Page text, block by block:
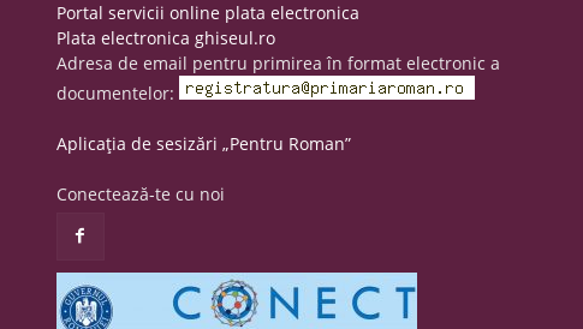
Portal servicii online plata electronica
Plata electronica ghiseul.ro
Adresa de email pentru primirea în format electronic a
documentelor:
Aplicația de sesizări „Pentru Roman”
Conectează-te cu noi